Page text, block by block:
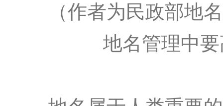
（作者为民政部地
地名管理中